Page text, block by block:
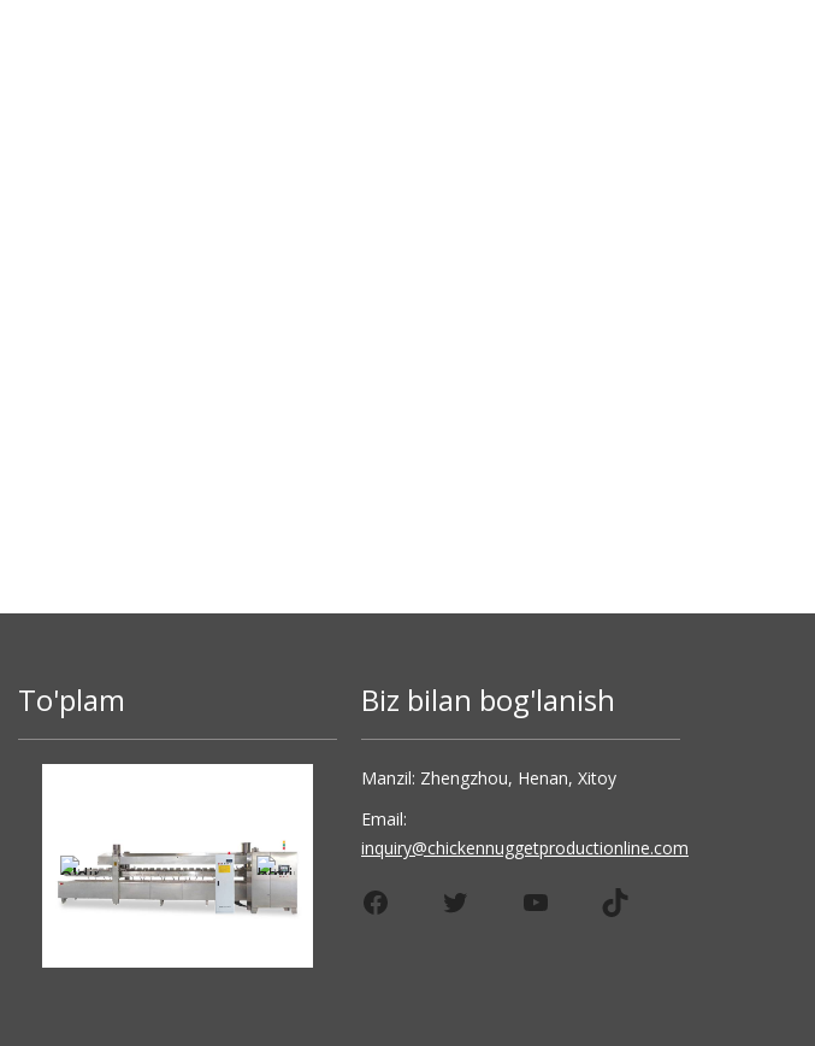
To'plam Biz bilan bog'lanish
Manzil: Zhengzhou, Henan, Xitoy
Email:
inquiry@chickennuggetproductionline.com
FacebookTwitterYouTubeTikTok